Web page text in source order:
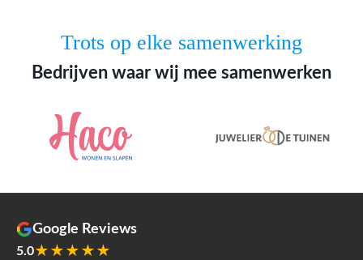
Trots op elke samenwerking
Bedrijven waar wij mee samenwerken
Google Reviews
5.0★★★★★